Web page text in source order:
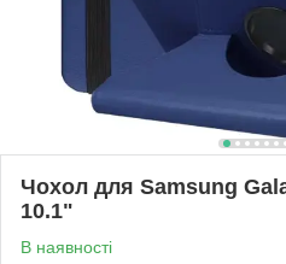
Чохол для Samsung
10.1"
В наявності